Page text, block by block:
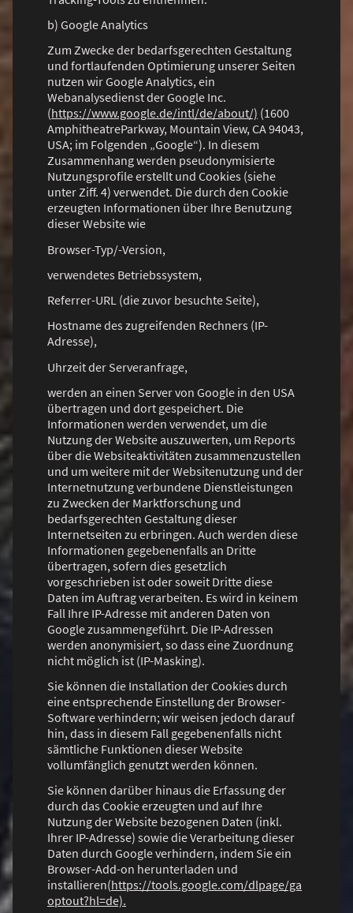
b) Google Analytics
Zum Zwecke der bedarfsgerechten Gestaltung
und fortlaufenden Optimierung unserer Seiten
nutzen wir Google Analytics, ein
Webanalysedienst der Google Inc.
(https://www.google.de/intl/de/about/) (1600
AmphitheatreParkway, Mountain View, CA 94043,
USA; im Folgenden „Google“). In diesem
Zusammenhang werden pseudonymisierte
Nutzungsprofile erstellt und Cookies (siehe
unter Ziff. 4) verwendet. Die durch den Cookie
erzeugten Informationen über Ihre Benutzung
dieser Website wie
Browser-Typ/-Version,
verwendetes Betriebssystem,
Referrer-URL (die zuvor besuchte Seite),
Hostname des zugreifenden Rechners (IP-
Adresse),
Uhrzeit der Serveranfrage,
werden an einen Server von Google in den USA
übertragen und dort gespeichert. Die
Informationen werden verwendet, um die
Nutzung der Website auszuwerten, um Reports
über die Websiteaktivitäten zusammenzustellen
und um weitere mit der Websitenutzung und der
Internetnutzung verbundene Dienstleistungen
zu Zwecken der Marktforschung und
bedarfsgerechten Gestaltung dieser
Internetseiten zu erbringen. Auch werden diese
Informationen gegebenenfalls an Dritte
übertragen, sofern dies gesetzlich
vorgeschrieben ist oder soweit Dritte diese
Daten im Auftrag verarbeiten. Es wird in keinem
Fall Ihre IP-Adresse mit anderen Daten von
Google zusammengeführt. Die IP-Adressen
werden anonymisiert, so dass eine Zuordnung
nicht möglich ist (IP-Masking).
Sie können die Installation der Cookies durch
eine entsprechende Einstellung der Browser-
Software verhindern; wir weisen jedoch darauf
hin, dass in diesem Fall gegebenenfalls nicht
sämtliche Funktionen dieser Website
vollumfänglich genutzt werden können.
Sie können darüber hinaus die Erfassung der
durch das Cookie erzeugten und auf Ihre
Nutzung der Website bezogenen Daten (inkl.
Ihrer IP-Adresse) sowie die Verarbeitung dieser
Daten durch Google verhindern, indem Sie ein
Browser-Add-on herunterladen und
installieren(https://tools.google.com/dlpage/ga
optout?hl=de).